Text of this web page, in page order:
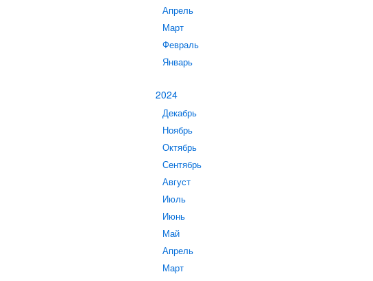
Апрель
Март
Февраль
Январь
2024
Декабрь
Ноябрь
Октябрь
Сентябрь
Август
Июль
Июнь
Май
Апрель
Март